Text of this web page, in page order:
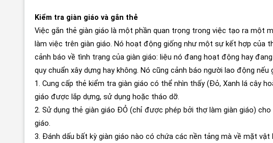
Kiểm tra giàn giáo và gắn thẻ
Việc gắn thẻ giàn giáo là một phần quan trọng trong việc tạo ra một
làm việc trên giàn giáo. Nó hoạt động giống như một sự kết hợp của
cảnh báo về tình trạng của giàn giáo: liệu nó đang hoạt động hay
quy chuẩn xây dựng hay không. Nó cũng cảnh báo người lao động
1. Cung cấp thẻ kiểm tra giàn giáo có thể nhìn thấy (Đỏ, Xanh lá cây
giáo được lắp dựng, sử dụng hoặc tháo dỡ.
2. Sử dụng thẻ giàn giáo ĐỎ (chỉ được phép bởi thợ làm giàn giáo)
giáo.
3. Đánh dấu bất kỳ giàn giáo nào có chứa các nền tảng mà về mặt